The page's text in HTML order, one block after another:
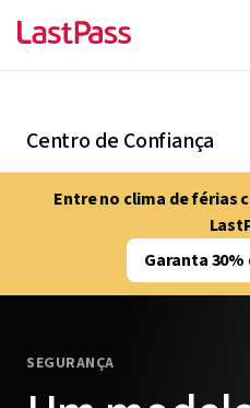
Centro de Confiança
Entre no clima de férias
Garanta
SEGURANÇA